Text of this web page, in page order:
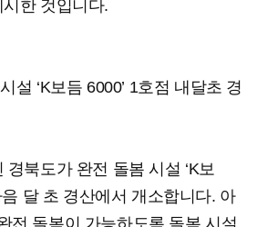
한 것입니다.
설 ‘K보듬 6000’ 1호점 내달초 경
경북도가 완전 돌봄 시설 ‘K보
음 달 초 경산에서 개소합니다. 아